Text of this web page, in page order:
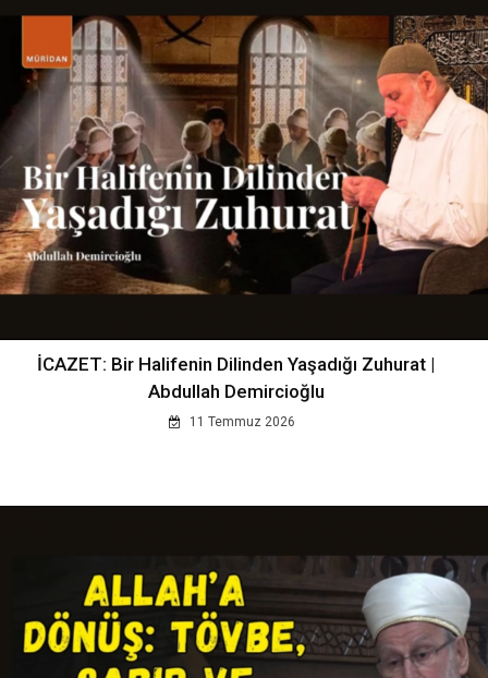
İCAZET: Bir Halifenin Dilinden Yaşadığı Zuhurat |
Abdullah Demircioğlu
11 Temmuz 2026